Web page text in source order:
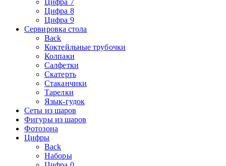
Цифра 8
Цифра 9
Сервировка стола
Back
Коктейльные трубочки
Колпаки
Салфетки
Скатерть
Стаканчики
Тарелки
Язык-гудок
Сеты из шаров
Фигуры из шаров
Фотозона
Цифры
Back
Наборы